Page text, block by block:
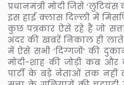
प्रधानमंत्री मोदी जिसे
इस हाई क्लास दिल्ली में
कुछ पत्रकार ऐसे रहे हैं जो
अंदर की खबरें निकाल ही लाते
में ऐसे सभी ‘दिग्गजों’ की
मोदी-शाह की जोड़ी कब और
पार्टी के बड़े नेताओं तक